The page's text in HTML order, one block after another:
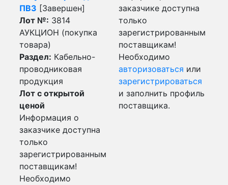
ПВ3 [Завершен]
Лот №: 3814
АУКЦИОН (покупка
товара)
Раздел: Кабельно-
проводниковая
продукция
Лот с открытой
ценой
Информация о
заказчике доступна
только
зарегистрированным
поставщикам!
Необходимо
заказчике доступна
только
зарегистрированным
поставщикам!
Необходимо
авторизоваться или
зарегистрироваться
и заполнить профиль
поставщика.